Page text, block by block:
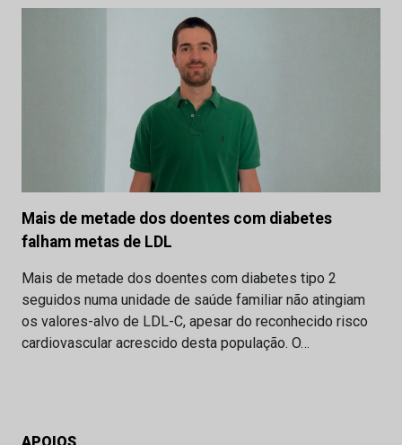
Mais de metade dos doentes com diabetes
falham metas de LDL
Mais de metade dos doentes com diabetes tipo 2
seguidos numa unidade de saúde familiar não atingiam
os valores-alvo de LDL-C, apesar do reconhecido risco
cardiovascular acrescido desta população. O…